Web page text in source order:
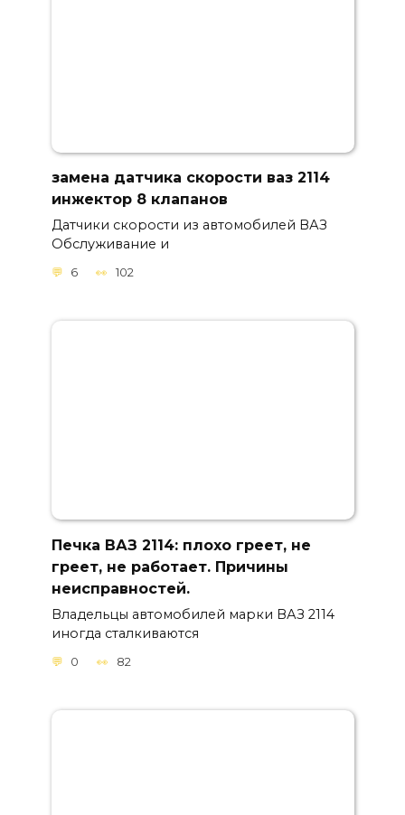
замена датчика скорости ваз 2114
инжектор 8 клапанов
Датчики скорости из автомобилей ВАЗ
Обслуживание и
6 102
Печка ВАЗ 2114: плохо греет, не
греет, не работает. Причины
неисправностей.
Владельцы автомобилей марки ВАЗ 2114
иногда сталкиваются
0 82